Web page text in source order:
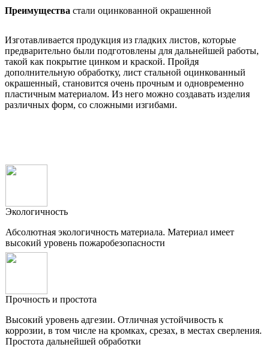
Преимущества стали оцинкованной окрашенной
Изготавливается продукция из гладких листов, которые
предварительно были подготовлены для дальнейшей работы,
такой как покрытие цинком и краской. Пройдя
дополнительную обработку, лист стальной оцинкованный
окрашенный, становится очень прочным и одновременно
пластичным материалом. Из него можно создавать изделия
различных форм, со сложными изгибами.
Экологичность
Абсолютная экологичность материала. Материал имеет
высокий уровень пожаробезопасности
Прочность и простота
Высокий уровень адгезии. Отличная устойчивость к
коррозии, в том числе на кромках, срезах, в местах сверления.
Простота дальнейшей обработки